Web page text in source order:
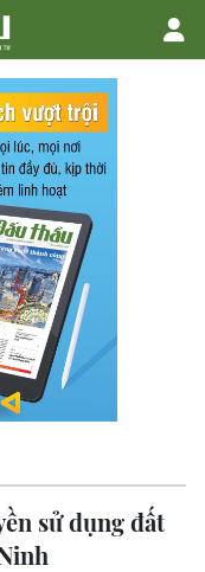
sử dụng đất